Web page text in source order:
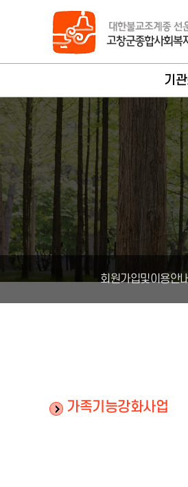
기
법인대
관장
기
조
회원가입및이용안
가족기능강화사업